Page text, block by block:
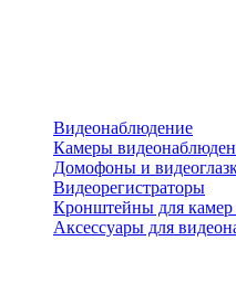
Видеонаблюдение
Камеры
Домофоны и
Видеорегистраторы
Кронштейны для камер
Аксессуары для